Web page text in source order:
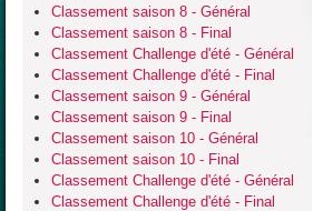
Classement saison 8 - Général
Classement saison 8 - Final
Classement Challenge d'été - Général
Classement Challenge d'été - Final
Classement saison 9 - Général
Classement saison 9 - Final
Classement saison 10 - Général
Classement saison 10 - Final
Classement Challenge d'été - Général
Classement Challenge d'été - Final